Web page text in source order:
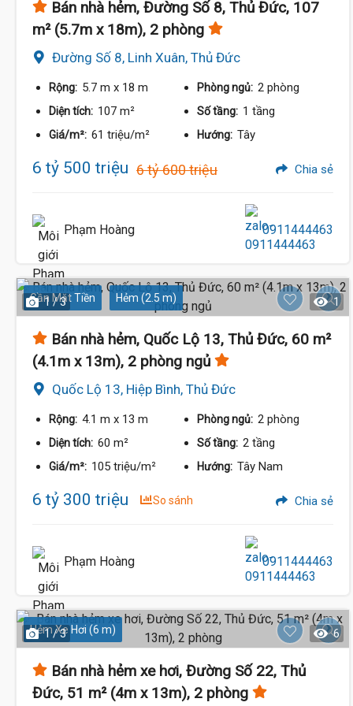
Bán nhà hẻm, Đường Số 8, Thủ Đức, 107
m² (5.7m x 18m), 2 phòng
Đường Số 8, Linh Xuân, Thủ Đức
Rộng: 5.7 m x 18 m Phòng ngủ: 2 phòng
Diện tích: 107 m² Số tầng: 1 tầng
Giá/m²: 61 triệu/m² Hướng: Tây
6 tỷ 500 triệu 6 tỷ 600 triệu Chia sẻ
Phạm Hoàng 0911444463
Gần Mặt Tiền Hẻm (2.5 m)
1 / 3 1
Bán nhà hẻm, Quốc Lộ 13, Thủ Đức, 60 m²
(4.1m x 13m), 2 phòng ngủ
Quốc Lộ 13, Hiệp Bình, Thủ Đức
Rộng: 4.1 m x 13 m Phòng ngủ: 2 phòng
Diện tích: 60 m² Số tầng: 2 tầng
Giá/m²: 105 triệu/m² Hướng: Tây Nam
6 tỷ 300 triệu So sánh Chia sẻ
Phạm Hoàng 0911444463
Hẻm Xe Hơi (6 m)
1 / 3 6
Bán nhà hẻm xe hơi, Đường Số 22, Thủ
Đức, 51 m² (4m x 13m), 2 phòng